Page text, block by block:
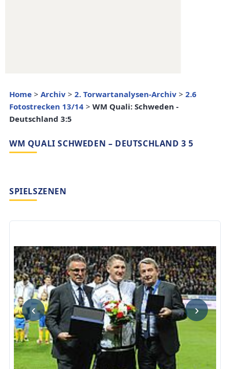
Home > Archiv > 2. Torwartanalysen-Archiv > 2.6
Fotostrecken 13/14 > WM Quali: Schweden -
Deutschland 3:5
WM QUALI SCHWEDEN – DEUTSCHLAND 3 5
SPIELSZENEN
‹ ›